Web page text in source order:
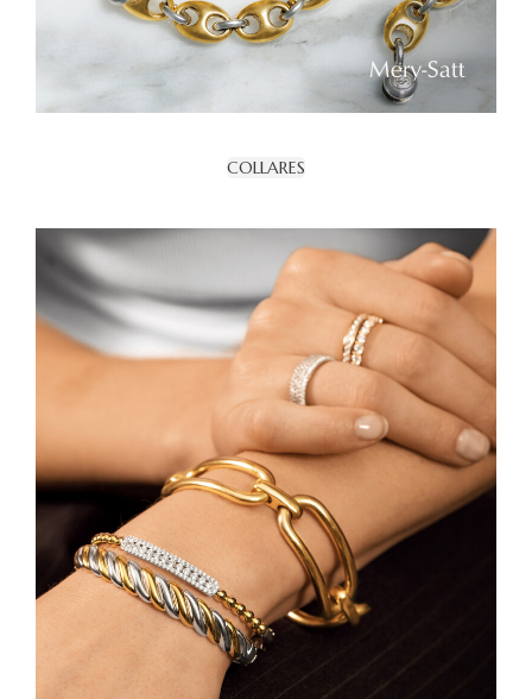
COLLARES